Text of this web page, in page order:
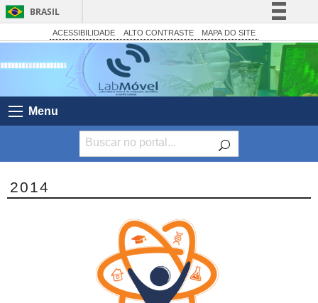
BRASIL
Simplifique!
Comunica BR
Participe
Acesso à informação
Canais
ACESSIBILIDADE ALTO CONTRASTE MAPA DO SITE
Menu
2014